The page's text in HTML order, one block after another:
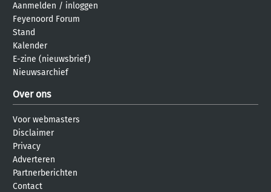
Aanmelden / inloggen
Feyenoord Forum
Stand
Kalender
E-zine (nieuwsbrief)
Nieuwsarchief
Over ons
Voor webmasters
Disclaimer
Privacy
Adverteren
Partnerberichten
Contact